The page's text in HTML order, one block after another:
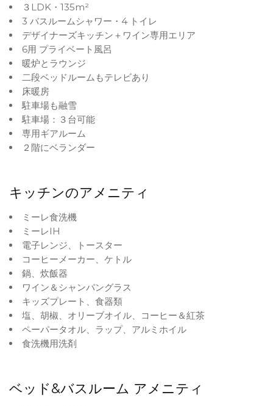
３LDK・135m²
3 バスルームシャワー・4 トイレ
デザイナーズキッチン＋ワイン専用エリア
6用 プライベート風呂
暖炉とラウンジ
二段ベッドルームもテレビあり
床暖房
駐車場も融雪
駐車場：３台可能
専用ギアルーム
２階にベランダー
キッチンのアメニティ
ミーレ食洗機
ミーレIH
電子レンジ、トースター
コーヒーメーカー、ケトル
鍋、炊飯器
ワイン＆シャンパングラス
キッズプレート、食器類
塩、胡椒、オリーブオイル、コーヒー＆紅茶
ペーパータオル、ラップ、アルミホイル
食洗機用洗剤
ベッド&バスルーム アメニティ